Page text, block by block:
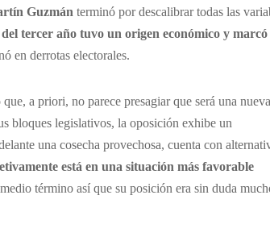
Guzmán terminó por descalibrar todas las
tercer año tuvo un origen económico y marcó
en derrotas electorales.
a priori, no parece presagiar que será una nueva
bloques legislativos, la oposición exhibe un
una cosecha provechosa, cuenta con
está en una situación más favorable
término así que su posición era sin duda